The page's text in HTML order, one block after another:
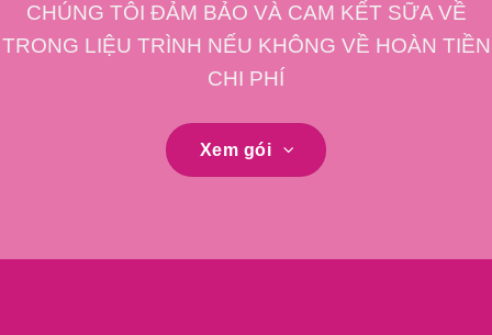
CHÚNG TÔI ĐẢM BẢO VÀ CAM KẾT SỮA VỀ
TRONG LIỆU TRÌNH NẾU KHÔNG VỀ HOÀN TIỀN
CHI PHÍ
Xem gói